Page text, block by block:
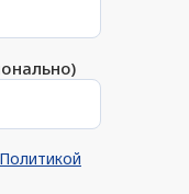
Политикой